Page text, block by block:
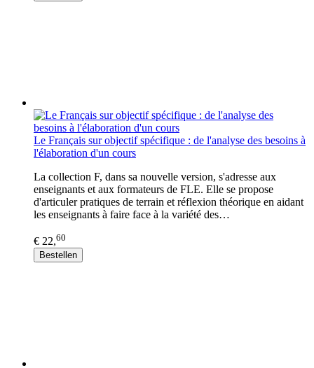
Le Français sur objectif spécifique : de l'analyse des besoins à
l'élaboration d'un cours
La collection F, dans sa nouvelle version, s'adresse aux
enseignants et aux formateurs de FLE. Elle se propose
d'articuler pratiques de terrain et réflexion théorique en aidant
les enseignants à faire face à la variété des…
€ 22,60
Bestellen